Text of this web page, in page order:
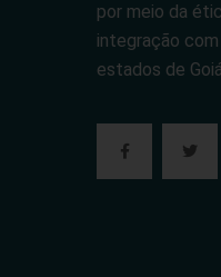
por meio da
integração
estados de